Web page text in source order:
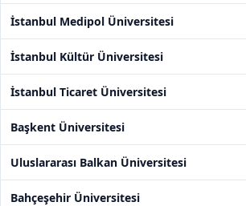
İstanbul Medipol Üniversitesi
İstanbul Kültür Üniversitesi
İstanbul Ticaret Üniversitesi
Başkent Üniversitesi
Uluslararası Balkan Üniversitesi
Bahçeşehir Üniversitesi